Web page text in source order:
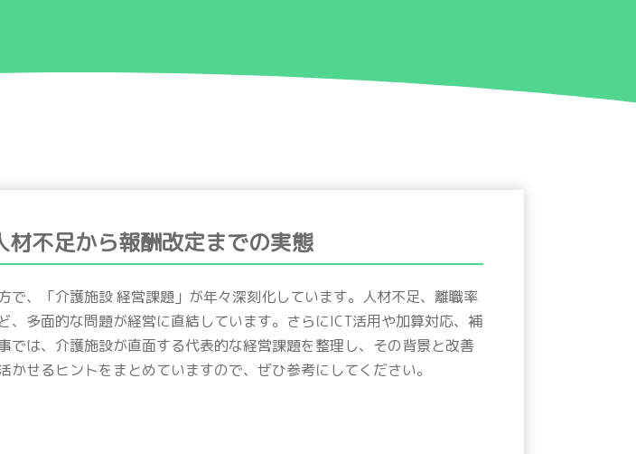
不足から報酬改定までの実態
で、「介護施設 経営課題」が年々深刻化しています。人材不足、離職率
、多面的な問題が経営に直結しています。さらにICT活用や加算対応、補
では、介護施設が直面する代表的な経営課題を整理し、その背景と改善
せるヒントをまとめていますので、ぜひ参考にしてください。